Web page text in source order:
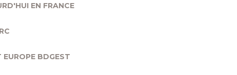
EN FRANCE
EUROPE BDGEST